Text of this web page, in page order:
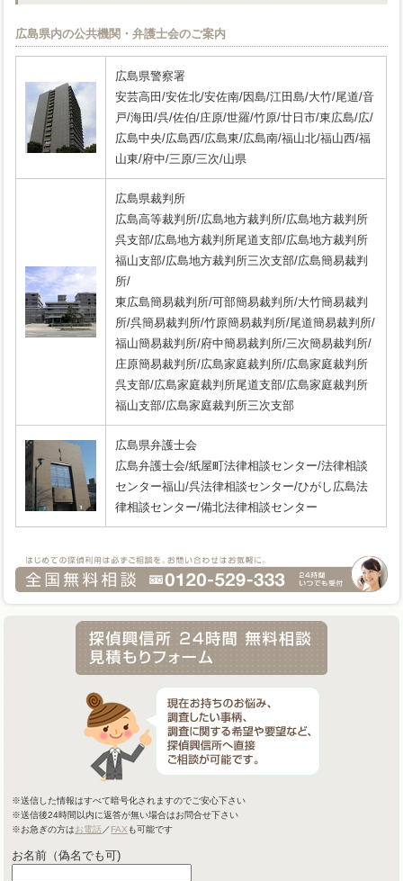
広島県内の公共機関・弁護士会のご案内
広島県警察署
安芸高田/安佐北/安佐南/因島/江田島/大竹/尾道/音
戸/海田/呉/佐伯/庄原/世羅/竹原/廿日市/東広島/広/
広島中央/広島西/広島東/広島南/福山北/福山西/福
山東/府中/三原/三次/山県
広島県裁判所
広島高等裁判所/広島地方裁判所/広島地方裁判所
呉支部/広島地方裁判所尾道支部/広島地方裁判所
福山支部/広島地方裁判所三次支部/広島簡易裁判
所/
東広島簡易裁判所/可部簡易裁判所/大竹簡易裁判
所/呉簡易裁判所/竹原簡易裁判所/尾道簡易裁判所/
福山簡易裁判所/府中簡易裁判所/三次簡易裁判所/
庄原簡易裁判所/広島家庭裁判所/広島家庭裁判所
呉支部/広島家庭裁判所尾道支部/広島家庭裁判所
福山支部/広島家庭裁判所三次支部
広島県弁護士会
広島弁護士会/紙屋町法律相談センター/法律相談
センター福山/呉法律相談センター/ひがし広島法
律相談センター/備北法律相談センター
※送信した情報はすべて暗号化されますのでご安心下さい
※送信後24時間以内に返答が無い場合はお問合せ下さい
※お急ぎの方はお電話 ／FAX も可能です
お名前（偽名でも可)